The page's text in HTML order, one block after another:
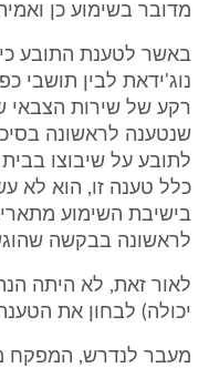
מדובר בשימוע כן
באשר לטענת התובע כי
נוג'ידאת לבין תושבי
רקע של שירות הצבאי
שנטענה לראשונה
לתובע על שיבוצו
כלל טענה זו, הוא לא
לראשונה בבקשה
לאור זאת, לא היתה
יכולה) לבחון את
מעבר לנדרש, המפקח